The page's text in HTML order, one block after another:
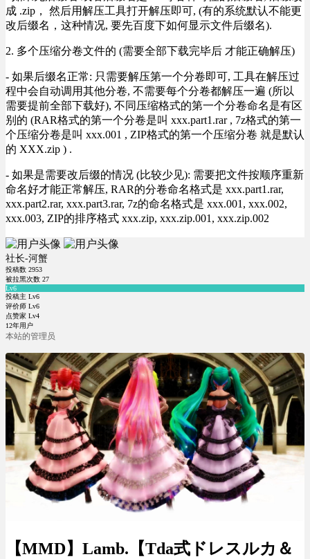
成 .zip， 然后用解压工具打开解压即可, (有的系统默认不能更
改后缀名，这种情况, 要先百度下如何显示文件后缀名).
2. 多个压缩分卷文件的 (需要全部下载完毕后 才能正确解压)
- 如果后缀名正常: 只需要解压第一个分卷即可, 工具在解压过
程中会自动调用其他分卷, 不需要每个分卷都解压一遍 (所以
需要提前全部下载好), 不同压缩格式的第一个分卷命名是有区
别的 (RAR格式的第一个分卷是叫 xxx.part1.rar , 7z格式的第一
个压缩分卷是叫 xxx.001 , ZIP格式的第一个压缩分卷 就是默认
的 XXX.zip ) .
- 如果是需要改后缀的情况 (比较少见): 需要把文件按顺序重新
命名好才能正常解压, RAR的分卷命名格式是 xxx.part1.rar,
xxx.part2.rar, xxx.part3.rar, 7z的命名格式是 xxx.001, xxx.002,
xxx.003, ZIP的排序格式 xxx.zip, xxx.zip.001, xxx.zip.002
社长-河蟹
投稿数 2953
被拉黑次数 27
Lv6
投稿主 Lv6
评价师 Lv6
点赞家 Lv4
12年用户
本站的管理员
【MMD】Lamb.【Tda式ドレスルカ＆